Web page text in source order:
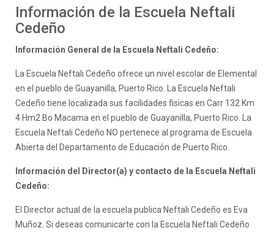
Información de la Escuela Neftali
Cedeño
Información General de la Escuela Neftali Cedeño:
La Escuela Neftali Cedeño ofrece un nivel escolar de Elemental
en el pueblo de Guayanilla, Puerto Rico. La Escuela Neftali
Cedeño tiene localizada sus facilidades fisicas en Carr 132 Km
4 Hm2 Bo Macama en el pueblo de Guayanilla, Puerto Rico. La
Escuela Neftali Cedeño NO pertenece al programa de Escuela
Abierta del Departamento de Educación de Puerto Rico.
Información del Director(a) y contacto de la Escuela Neftali
Cedeño:
El Director actual de la escuela publica Neftali Cedeño es Eva
Muñoz. Si deseas comunicarte con la Escuela Neftali Cedeño